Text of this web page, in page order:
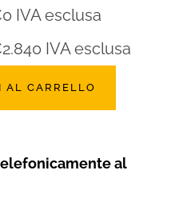
0 IVA esclusa
2.840 IVA esclusa
AL CARRELLO
al